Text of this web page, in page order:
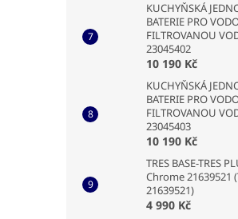
KUCHYŇSKÁ
BATERIE PRO
FILTROVANOU
23045402
10 190 Kč
KUCHYŇSKÁ
BATERIE PRO
FILTROVANOU
23045403
10 190 Kč
TRES BASE-TRES
Chrome 21639521
21639521)
4 990 Kč